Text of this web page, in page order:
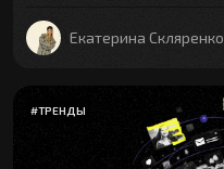
Екатерина Скляренко
#ТРЕНДЫ